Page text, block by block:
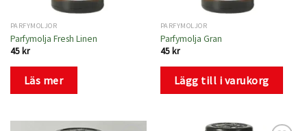
PARFYMOLJOR
Parfymolja Fresh Linen
45 kr
Läs mer
PARFYMOLJOR
Parfymolja Gran
45 kr
Lägg till i varukorg